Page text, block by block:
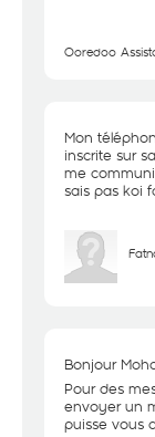
Ooredoo
Mon
inscrite sur
me
sais pas koi
Bonjour
Pour des
envoyer un
puisse vous